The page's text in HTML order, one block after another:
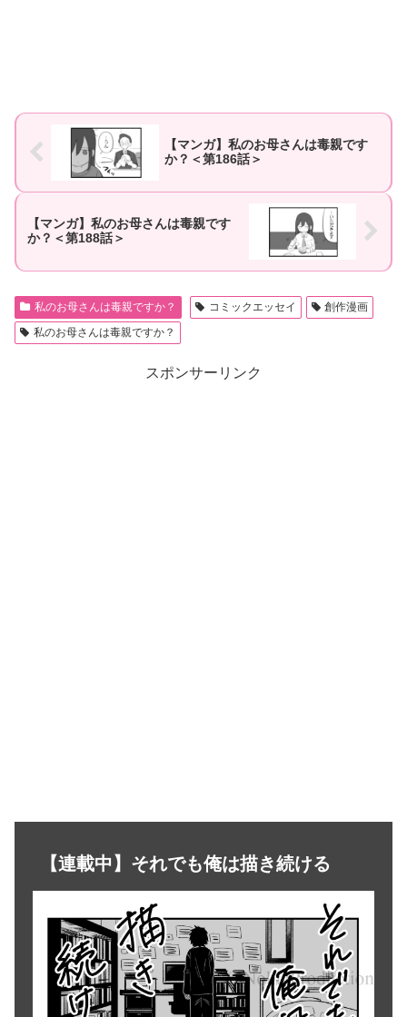
【マンガ】私のお母さんは毒親です
か？＜第186話＞
【マンガ】私のお母さんは毒親です
か？＜第188話＞
私のお母さんは毒親ですか？ コミックエッセイ
創作漫画
私のお母さんは毒親ですか？
スポンサーリンク
【連載中】それでも俺は描き続ける